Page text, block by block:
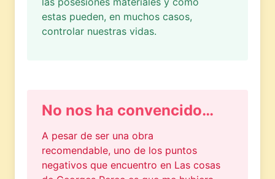
estas pueden, en muchos casos,
controlar nuestras vidas.
No nos ha convencido…
A pesar de ser una obra
recomendable, uno de los puntos
negativos que encuentro en Las cosas